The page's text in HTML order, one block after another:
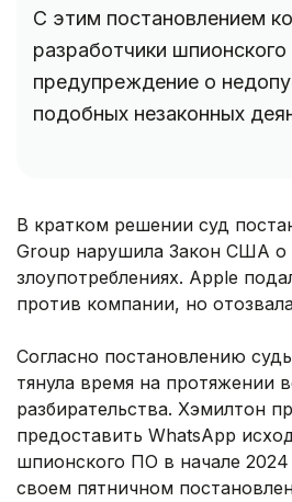
С этим постановлением
разработчики
предупреждение о
подобных незаконных
В кратком решении суд
Group нарушила Закон США о
злоупотреблениях. Apple
против компании, но
Согласно постановлению
тянула время на протяжении
разбирательства. Хэмилтон
предоставить WhatsApp
шпионского ПО в начале
своем пятничном